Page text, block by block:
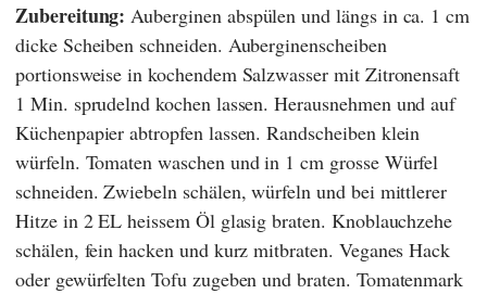
Zubereitung:Auberginen abspülen und längs in ca. 1 cm
dicke Scheiben schneiden. Auberginenscheiben
portionsweise in kochendem Salzwasser mit Zitronensaft
1 Min. sprudelnd kochen lassen. Herausnehmen und auf
Küchenpapier abtropfen lassen. Randscheiben klein
würfeln. Tomaten waschen und in 1 cm grosse Würfel
schneiden. Zwiebeln schälen, würfeln und bei mittlerer
Hitze in 2 EL heissem Öl glasig braten. Knoblauchzehe
schälen, fein hacken und kurz mitbraten. Veganes Hack
oder gewürfelten Tofu zugeben und braten. Tomatenmark